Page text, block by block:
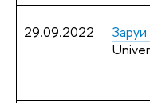
29.09.2022